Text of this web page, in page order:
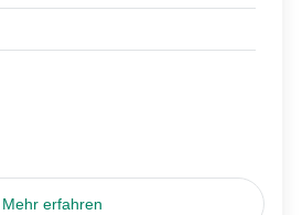
Mehr erfahren